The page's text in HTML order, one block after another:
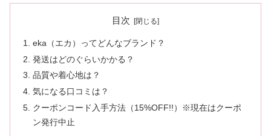
目次
eka（エカ）ってどんなブランド？
発送はどのぐらいかかる？
品質や着心地は？
気になる口コミは？
クーポンコード入手方法（15%OFF!!）※現在はクーポ
ン発行中止